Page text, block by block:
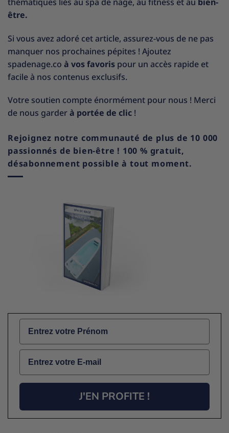
être.
Si vous avez adoré cet article, assurez-vous de ne pas
manquer nos prochaines pépites ! Ajoutez
spadenage.co à vos favoris pour un accès rapide et
facile à nos contenus exclusifs.
Votre soutien compte énormément pour nous ! Merci
de nous garderà portée de clic !
Rejoignez notre communauté de plus de 10 000
passionnés de bien-être ! 100 % gratuit,
désabonnement possible à tout moment.
Name
Email
J'EN PROFITE !